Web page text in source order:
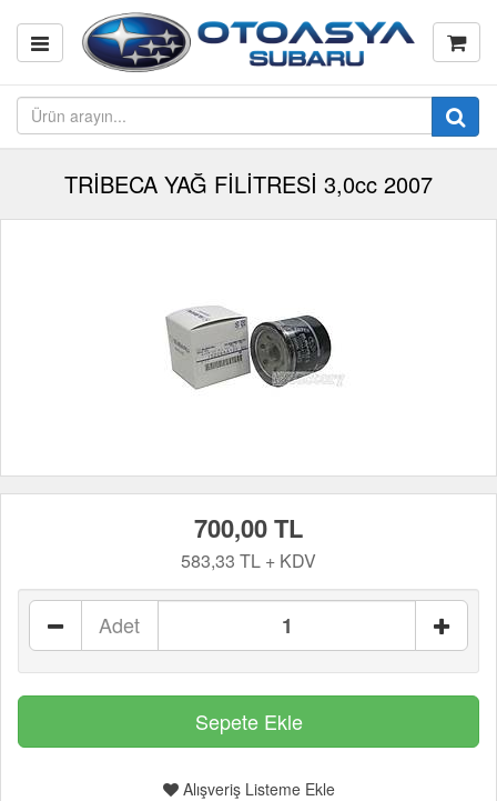
TRİBECA YAĞ FİLİTRESİ 3,0cc 2007
700,00 TL
583,33 TL + KDV
Adet
Alışveriş Listeme Ekle